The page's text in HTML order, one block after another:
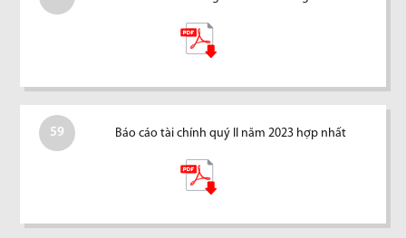
59 Báo cáo tài chính quý II năm 2023 hợp nhất